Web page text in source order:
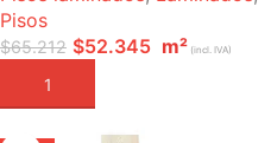
Pisos
$65.212 $52.345 m² (incl. IVA)
AÑADIR A LA CESTA